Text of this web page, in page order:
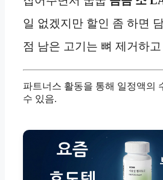
일 없겠지만 할인 좀 하면
점 남은 고기는 뼈 제거하
파트너스 활동을 통해 일정액의
수 있음.